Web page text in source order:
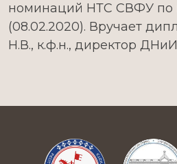
номинаций НТС СВФУ по
(08.02.2020). Вручает
Н.В., к.ф.н., директор